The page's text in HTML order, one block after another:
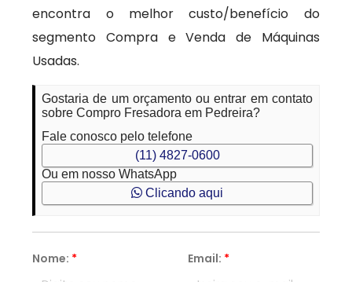
encontra o melhor custo/benefício do
segmento Compra e Venda de Máquinas
Usadas.
Gostaria de um orçamento ou entrar em contato
sobre Compro Fresadora em Pedreira?
Fale conosco pelo telefone
(11) 4827-0600
Ou em nosso WhatsApp
Clicando aqui
Nome: * Email: *